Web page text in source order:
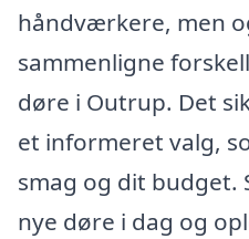
håndværkere, men
sammenligne
døre i Outrup. Det
et informeret valg,
smag og dit budget.
nye døre i dag og